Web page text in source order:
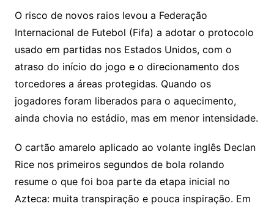
O risco de novos raios levou a Federação
Internacional de Futebol (Fifa) a adotar o protocolo
usado em partidas nos Estados Unidos, com o
atraso do início do jogo e o direcionamento dos
torcedores a áreas protegidas. Quando os
jogadores foram liberados para o aquecimento,
ainda chovia no estádio, mas em menor intensidade.
O cartão amarelo aplicado ao volante inglês Declan
Rice nos primeiros segundos de bola rolando
resume o que foi boa parte da etapa inicial no
Azteca: muita transpiração e pouca inspiração. Em